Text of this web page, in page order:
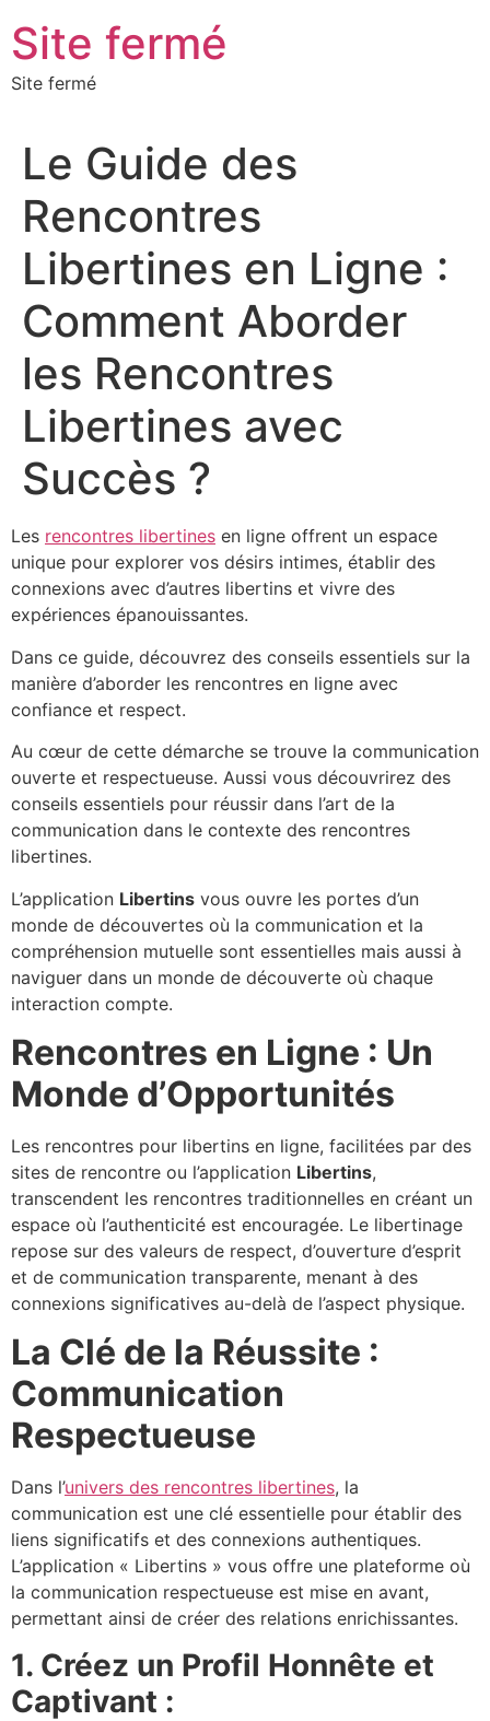
au
contenu
Site fermé
Site fermé
Le Guide des
Rencontres
Libertines en Ligne :
Comment Aborder
les Rencontres
Libertines avec
Succès ?
Les rencontres libertines en ligne offrent un espace
unique pour explorer vos désirs intimes, établir des
connexions avec d’autres libertins et vivre des
expériences épanouissantes.
Dans ce guide, découvrez des conseils essentiels sur la
manière d’aborder les rencontres en ligne avec
confiance et respect.
Au cœur de cette démarche se trouve la communication
ouverte et respectueuse. Aussi vous découvrirez des
conseils essentiels pour réussir dans l’art de la
communication dans le contexte des rencontres
libertines.
L’application Libertins vous ouvre les portes d’un
monde de découvertes où la communication et la
compréhension mutuelle sont essentielles mais aussi à
naviguer dans un monde de découverte où chaque
interaction compte.
Rencontres en Ligne : Un
Monde d’Opportunités
Les rencontres pour libertins en ligne, facilitées par des
sites de rencontre ou l’application Libertins,
transcendent les rencontres traditionnelles en créant un
espace où l’authenticité est encouragée. Le libertinage
repose sur des valeurs de respect, d’ouverture d’esprit
et de communication transparente, menant à des
connexions significatives au-delà de l’aspect physique.
La Clé de la Réussite :
Communication
Respectueuse
Dans l’univers des rencontres libertines, la
communication est une clé essentielle pour établir des
liens significatifs et des connexions authentiques.
L’application « Libertins » vous offre une plateforme où
la communication respectueuse est mise en avant,
permettant ainsi de créer des relations enrichissantes.
1. Créez un Profil Honnête et
Captivant :